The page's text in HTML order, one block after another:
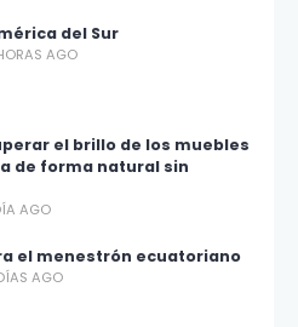
del Sur
AGO
el brillo de los muebles
de forma natural sin
AGO
el menestrón ecuatoriano
AGO